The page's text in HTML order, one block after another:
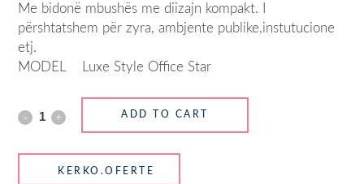
Me bidonë mbushës me diizajn kompakt. I
përshtatshem për zyra, ambjente publike,instutucione
etj.
MODEL Luxe Style Office Star
ADD TO CART